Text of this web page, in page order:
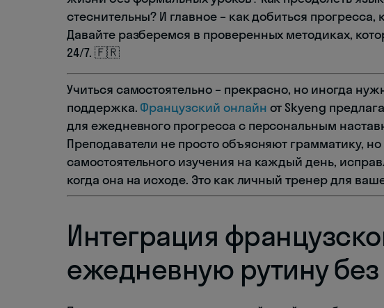
стеснительны? И главное – как добиться прогресса,
Давайте разберемся в проверенных методиках,
24/7. 🇫🇷
Учиться самостоятельно – прекрасно, но иногда
поддержка. Французский онлайн от Skyeng
для ежедневного прогресса с персональным
Преподаватели не просто объясняют грамматику,
самостоятельного изучения на каждый день,
когда она на исходе. Это как личный тренер для
Интеграция
ежедневную рутину